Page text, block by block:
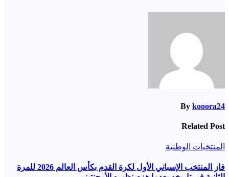
By kooora24
Related Post
المنتخبات الوطنية
فاز المنتخب الإسباني الأول لكرة القدم بكأس العالم 2026 للمرة